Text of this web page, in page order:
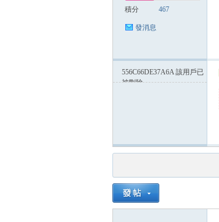
積分 467
發消息
556C66DE37A6A該用戶已
被刪除